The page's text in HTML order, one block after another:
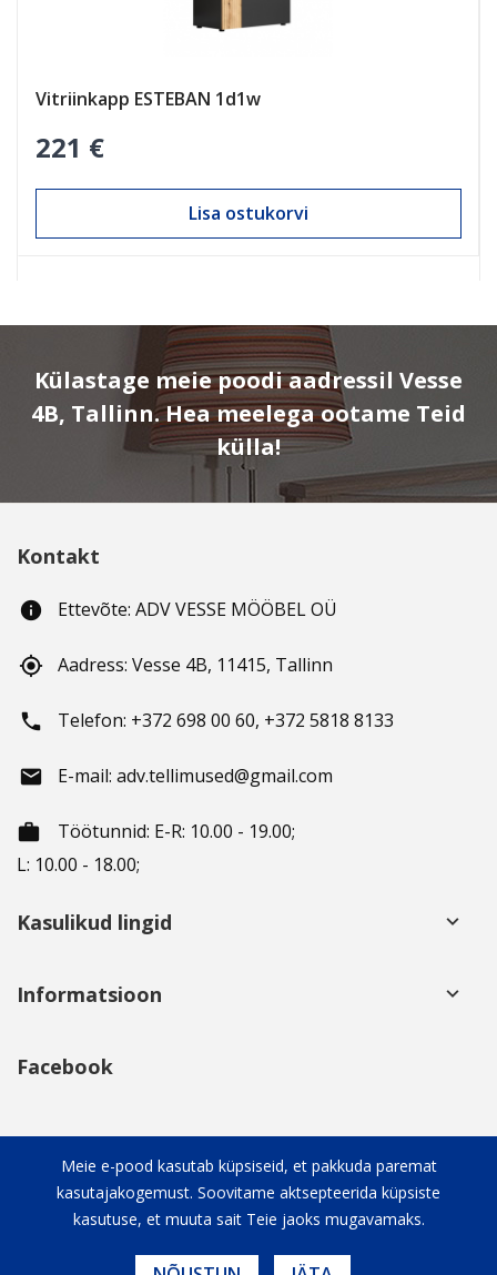
Vitriinkapp ESTEBAN 1d1w
221 €
Lisa ostukorvi
Külastage meie poodi aadressil Vesse
4B, Tallinn. Hea meelega ootame Teid
külla!
Kontakt
info Ettevõte: ADV VESSE MÖÖBEL OÜ
gps_fixed Aadress: Vesse 4B, 11415, Tallinn
phone Telefon: +372 698 00 60, +372 5818 8133
email E-mail: adv.tellimused@gmail.com
working_hours
Töötunnid: E-R: 10.00 - 19.00;
L: 10.00 - 18.00;
Meie e-pood kasutab küpsiseid, et pakkuda paremat
kasutajakogemust. Soovitame aktsepteerida küpsiste
kasutuse, et muuta sait Teie jaoks mugavamaks.
Kasulikud lingid keyboard_arrow_down
Informatsioon keyboard_arrow_down
Facebook
Sotsiaalsed võrgustikud